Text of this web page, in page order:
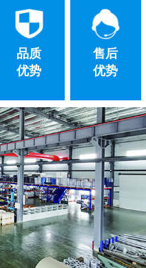
品质
优势
售后
优势